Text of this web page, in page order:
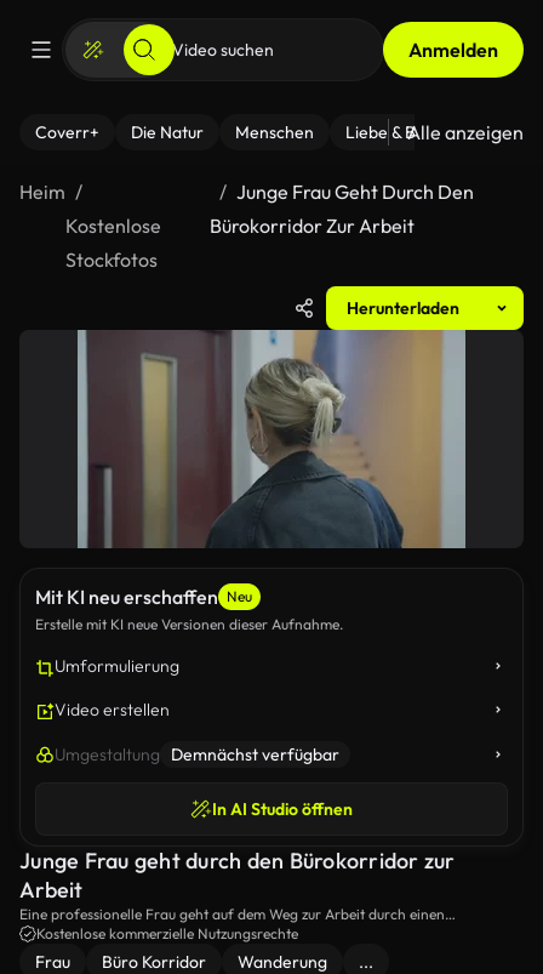
Anmelden
Coverr+ Die Natur Menschen Liebe & Beziehungen
Alle anzeigen
Heim
Kostenlose
Stockfotos
Junge Frau Geht Durch Den
Bürokorridor Zur Arbeit
Herunterladen
Mit KI neu erschaffen Neu
Erstelle mit KI neue Versionen dieser Aufnahme.
Umformulierung
Video erstellen
Umgestaltung Demnächst verfügbar
In AI Studio öffnen
Junge Frau geht durch den Bürokorridor zur
Arbeit
Eine professionelle Frau geht auf dem Weg zur Arbeit durch einen
Bürokorridor.Die moderne Büroumgebung und der entschlossene Schritt
betonen einen fokussierten und produktiven Arbeitstag.
Kostenlose kommerzielle Nutzungsrechte
Frau Büro Korridor Wanderung ...